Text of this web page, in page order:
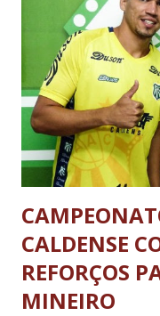
necessário chegar
sujeito à lotação.
Encontros, com o
janeiro. Integram a
diurnos e noturnos,
espetáculos: A série
CALDENSE
REFORÇOS
MINEIRO